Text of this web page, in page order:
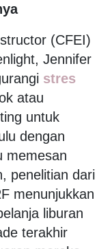
(CFEI)
Jennifer
stres
atau
untuk
dengan
memesan
penelitian dari
menunjukkan
liburan
terakhir